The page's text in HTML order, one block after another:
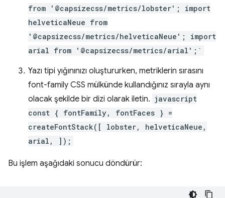
from '@capsizecss/metrics/lobster'; import
helveticaNeue from
'@capsizecss/metrics/helveticaNeue'; import
arial from '@capsizecss/metrics/arial';`
Yazı tipi yığınınızı oluştururken, metriklerin sırasını
font-family CSS mülkünde kullandığınız sırayla aynı
olacak şekilde bir dizi olarak iletin. javascript
const { fontFamily, fontFaces } =
createFontStack([ lobster, helveticaNeue,
arial, ]);
Bu işlem aşağıdaki sonucu döndürür: